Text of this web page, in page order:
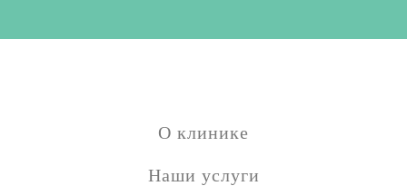
О клинике
Наши услуги